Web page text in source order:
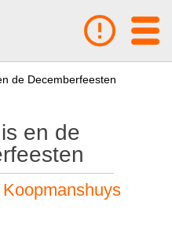
de Decemberfeesten
en de